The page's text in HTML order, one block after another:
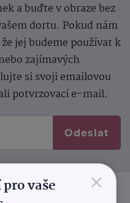
a buďte v obraze bez
dortu. Pokud nám
jej budeme používat k
zajímavých
si svoji emailovou
potvrzovací e-mail.
Odeslat
×
vaše